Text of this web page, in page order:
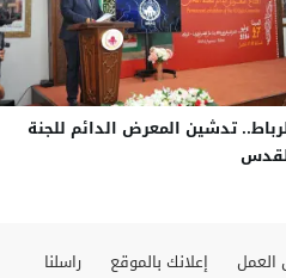
تدشين المعرض الدائم للجنة
العمل إعلانك بالموقع راسلنا